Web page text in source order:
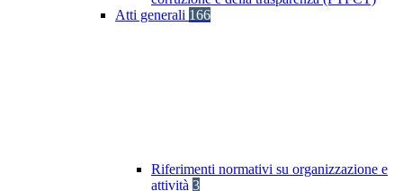
Atti generali 166
Riferimenti normativi su organizzazione e
attività 3